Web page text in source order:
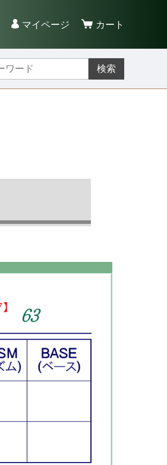
マイページ カート
検索